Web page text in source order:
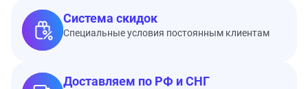
Система скидок
Специальные условия постоянным клиентам
Доставляем по РФ и СНГ